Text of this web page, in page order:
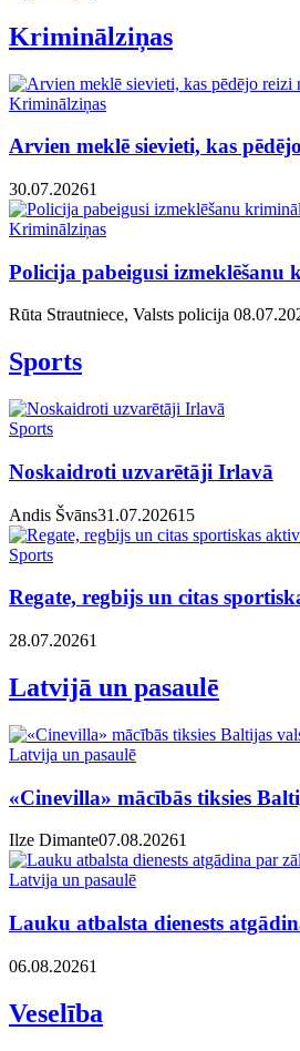
Kriminālziņas
Kriminālziņas
Arvien meklē sievieti, kas
30.07.20261
Kriminālziņas
Policija pabeigusi izmeklēšanu
Rūta Strautniece, Valsts policija
Sports
Sports
Noskaidroti uzvarētāji Irlavā
Andis Švāns31.07.20261 5
Sports
Regate, regbijs un citas
28.07.20261
Latvijā un pasaulē
Latvija un pasaulē
«Cinevilla» mācībās tiksies
Ilze Dimante07.08.20261
Latvija un pasaulē
Lauku atbalsta dienests
06.08.20261
Veselība